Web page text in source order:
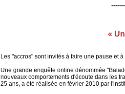
«
Les "accros" sont invités à faire une pause et
Une grande enquête online dénommée
nouveaux comportements d'écoute dans les
25 ans, a été réalisée en février 2010 par